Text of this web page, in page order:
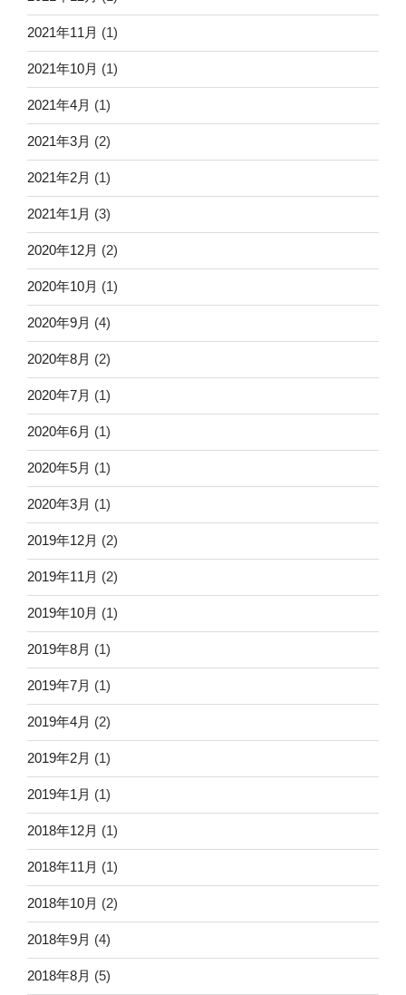
2021年11月 (1)
2021年10月 (1)
2021年4月 (1)
2021年3月 (2)
2021年2月 (1)
2021年1月 (3)
2020年12月 (2)
2020年10月 (1)
2020年9月 (4)
2020年8月 (2)
2020年7月 (1)
2020年6月 (1)
2020年5月 (1)
2020年3月 (1)
2019年12月 (2)
2019年11月 (2)
2019年10月 (1)
2019年8月 (1)
2019年7月 (1)
2019年4月 (2)
2019年2月 (1)
2019年1月 (1)
2018年12月 (1)
2018年11月 (1)
2018年10月 (2)
2018年9月 (4)
2018年8月 (5)